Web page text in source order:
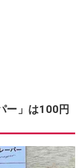
ー」は100円